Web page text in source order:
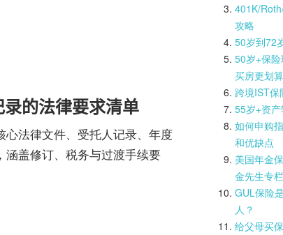
的法律要求清单
心法律文件、受托人记录、年度
涵盖修订、税务与过渡手续要
401K/
攻略
50岁到72
50岁+保
买房更划
跨境IST保
55岁+资
如何申购
和优缺点
美国年金
金先生专栏
GUL保险
人？
给父母买